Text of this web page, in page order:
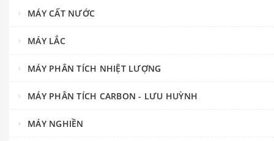
MÁY CẤT NƯỚC
MÁY LẮC
MÁY PHÂN TÍCH NHIỆT LƯỢNG
MÁY PHÂN TÍCH CARBON - LƯU HUỲNH
MÁY NGHIỀN